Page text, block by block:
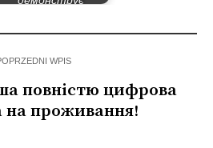
WPIS
повністю цифрова
на проживання!